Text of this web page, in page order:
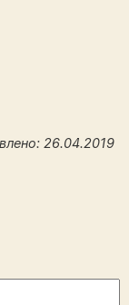
26.04.2019